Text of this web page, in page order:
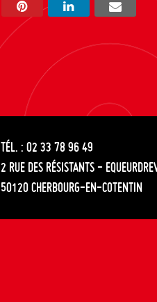
TÉL. : 02 33 78 96 49
2 RUE DES RÉSISTANTS -
50120 CHERBOURG-EN-COTENTIN